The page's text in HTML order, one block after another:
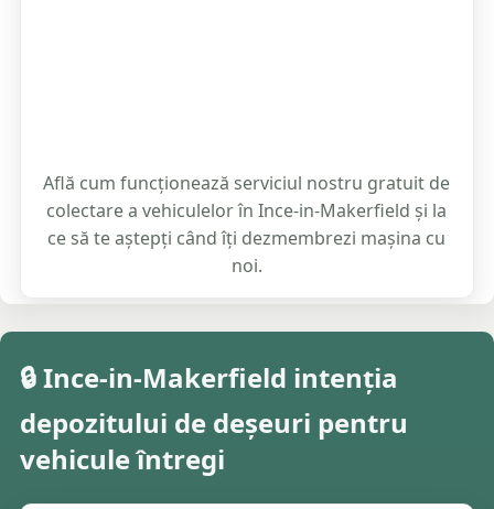
Află cum funcționează serviciul nostru gratuit de
colectare a vehiculelor în Ince-in-Makerfield și la
ce să te aștepți când îți dezmembrezi mașina cu
noi.
🔒 Ince-in-Makerfield intenția
depozitului de deșeuri pentru
vehicule întregi